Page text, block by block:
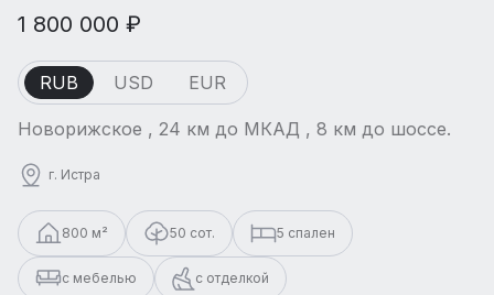
1 800 000 ₽
RUB USD EUR
Новорижское , 24 км до МКАД , 8 км до шоссе.
г. Истра
800 м² 50 сот. 5 спален
с мебелью с отделкой